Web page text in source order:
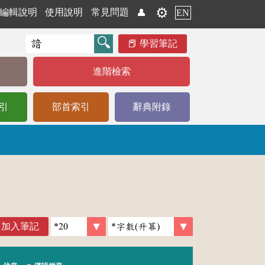
編輯說明 使用說明 常見問題 👤 ⚙️ EN
學習筆記
進階檢索
部首索引 辭典附錄
加入筆記